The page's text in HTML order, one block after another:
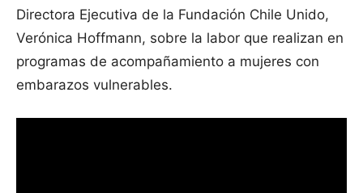
Directora Ejecutiva de la Fundación Chile Unido,
Verónica Hoffmann, sobre la labor que realizan en
programas de acompañamiento a mujeres con
embarazos vulnerables.